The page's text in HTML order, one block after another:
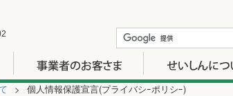
個人情報保護宣言(プライバシｰポリシｰ)